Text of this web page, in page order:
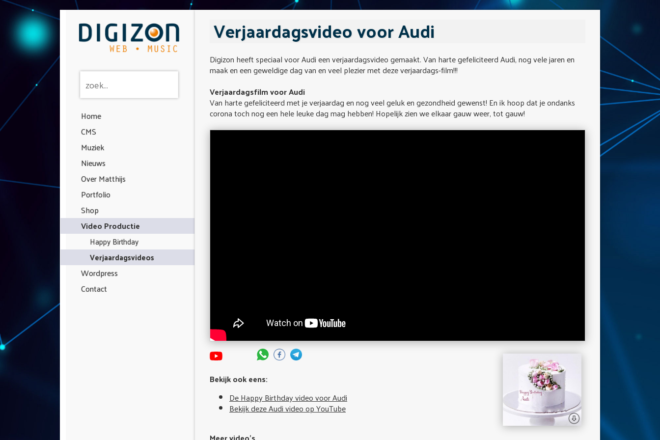
Home
CMS
Muziek
Nieuws
Over Matthijs
Portfolio
Shop
Video Productie
Happy Birthday
Verjaardagsvideos
Wordpress
Contact
Verjaardagsvideo voor Audi
Digizon heeft speciaal voor Audi een verjaardagsvideo gemaakt. Van harte gefeliciteerd Audi, nog vele jaren en
maak en een geweldige dag van en veel plezier met deze verjaardags-film!!!
Verjaardagsfilm voor Audi
Van harte gefeliciteerd met je verjaardag en nog veel geluk en gezondheid gewenst! En ik hoop dat je ondanks
corona toch nog een hele leuke dag mag hebben! Hopelijk zien we elkaar gauw weer, tot gauw!
Bekijk ook eens:
De Happy Birthday video voor Audi
Bekijk deze Audi video op YouTube